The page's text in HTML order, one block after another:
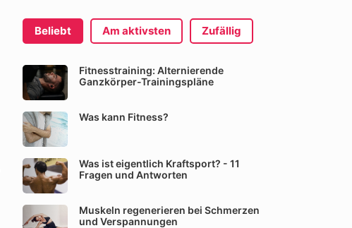
Beliebt Am aktivsten Zufällig
Fitnesstraining: Alternierende
Ganzkörper-Trainingspläne
Was kann Fitness?
Was ist eigentlich Kraftsport? - 11
Fragen und Antworten
Muskeln regenerieren bei Schmerzen
und Verspannungen